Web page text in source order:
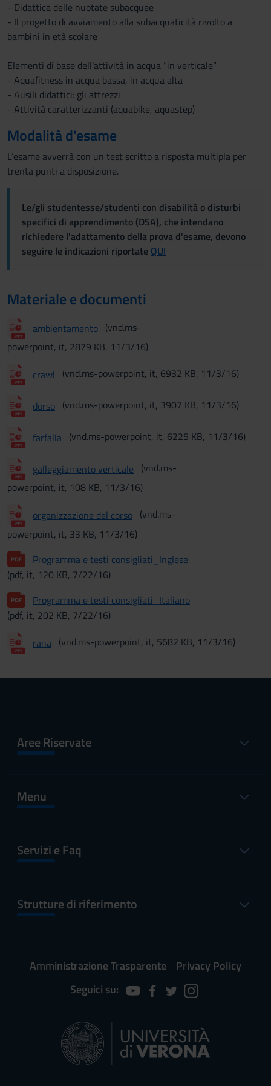
- Didattica delle nuotate subacquee
- Il progetto di avviamento alla subacquaticità rivolto a
bambini in età scolare
Elementi di base dell’attività in acqua “in verticale”
- Aquafitness in acqua bassa, in acqua alta
- Ausili didattici: gli attrezzi
- Attività caratterizzanti (aquabike, aquastep)
Modalità d'esame
L’esame avverrà con un test scritto a risposta multipla per
trenta punti a disposizione.
Le/gli studentesse/studenti con disabilità o disturbi
specifici di apprendimento (DSA), che intendano
richiedere l'adattamento della prova d'esame, devono
seguire le indicazioni riportate QUI
Materiale e documenti
ambientamento (vnd.ms-
powerpoint, it, 2879 KB, 11/3/16)
crawl (vnd.ms-powerpoint, it, 6932 KB, 11/3/16)
dorso (vnd.ms-powerpoint, it, 3907 KB, 11/3/16)
farfalla (vnd.ms-powerpoint, it, 6225 KB, 11/3/16)
galleggiamento verticale (vnd.ms-
powerpoint, it, 108 KB, 11/3/16)
organizzazione del corso (vnd.ms-
powerpoint, it, 33 KB, 11/3/16)
Programma e testi consigliati_Inglese
(pdf, it, 120 KB, 7/22/16)
Programma e testi consigliati_Italiano
(pdf, it, 202 KB, 7/22/16)
rana (vnd.ms-powerpoint, it, 5682 KB, 11/3/16)
Aree Riservate
Menu
Servizi e Faq
Strutture di riferimento
Amministrazione Trasparente
Privacy Policy
Seguici su: